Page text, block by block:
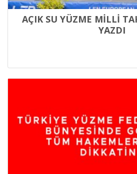
AÇIK SU YÜZME MİLLİ
YAZDI